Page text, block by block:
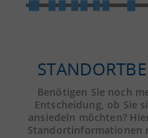
Benötigen Sie noch
Entscheidung, ob Sie
ansiedeln möchten?
Standortinformationen